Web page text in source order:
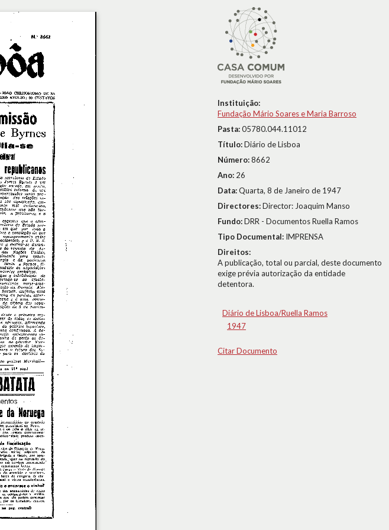
Instituição:
Fundação Mário Soares e Maria Barroso
Pasta:05780.044.11012
Título:Diário de Lisboa
Número:8662
Ano: 26
Data:Quarta, 8 de Janeiro de 1947
Directores:Director: Joaquim Manso
Fundo:DRR - Documentos Ruella Ramos
Tipo Documental: IMPRENSA
Direitos:
A publicação, total ou parcial, deste documento
exige prévia autorização da entidade
detentora.
Diário de Lisboa/Ruella Ramos
1947
Citar Documento